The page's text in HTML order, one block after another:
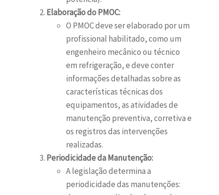
Elaboração do PMOC:
O PMOC deve ser elaborado por um
profissional habilitado, como um
engenheiro mecânico ou técnico
em refrigeração, e deve conter
informações detalhadas sobre as
características técnicas dos
equipamentos, as atividades de
manutenção preventiva, corretiva e
os registros das intervenções
realizadas.
Periodicidade da Manutenção:
A legislação determina a
periodicidade das manutenções: